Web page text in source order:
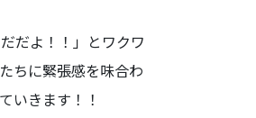
だよ！！」とワクワ
ちに緊張感を味合わ
いきます！！